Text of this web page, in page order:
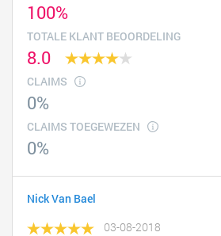
100%
TOTALE KLANT BEOORDELING
8.0
CLAIMS
0%
CLAIMS TOEGEWEZEN
0%
Nick Van Bael
03-08-2018